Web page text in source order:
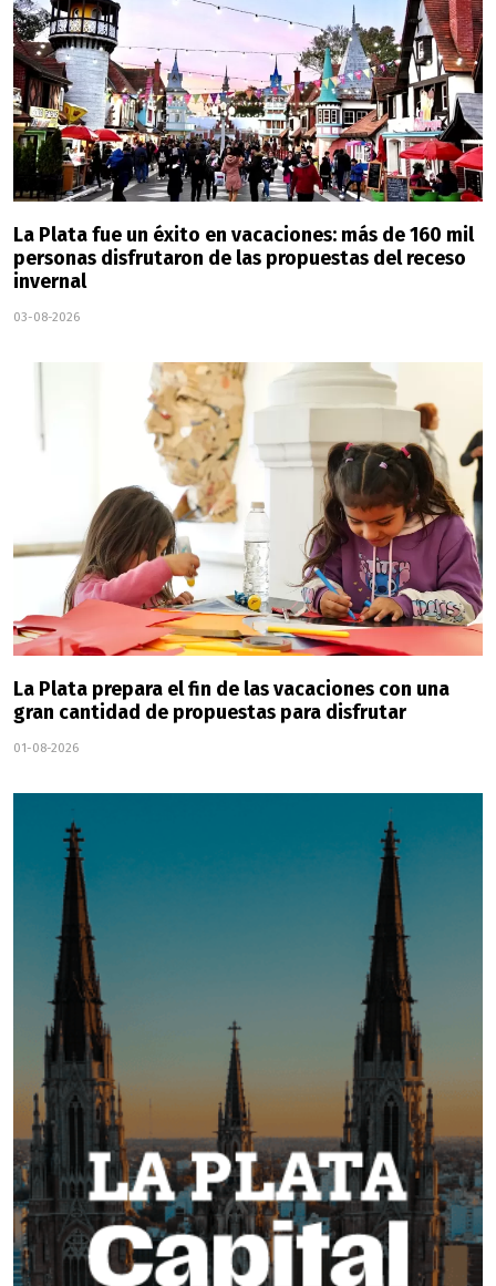
La Plata fue un éxito en vacaciones: más de 160 mil
personas disfrutaron de las propuestas del receso
invernal
03-08-2026
La Plata prepara el fin de las vacaciones con una
gran cantidad de propuestas para disfrutar
01-08-2026